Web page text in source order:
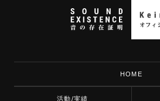
HOME
活動/実績